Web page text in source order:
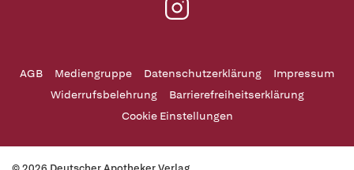
AGB Mediengruppe Datenschutzerklärung
Impressum
Widerrufsbelehrung
Barrierefreiheitserklärung
Cookie Einstellungen